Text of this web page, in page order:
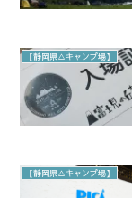
【静岡県△キャンプ場】
【静岡県△キャンプ場】